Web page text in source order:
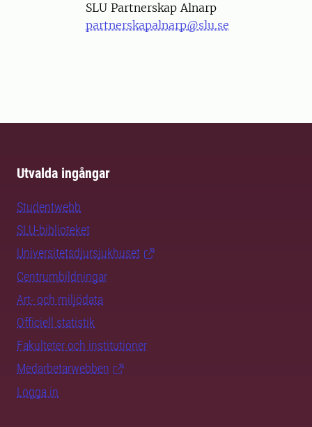
SLU Partnerskap Alnarp
partnerskapalnarp@slu.se
Utvalda ingångar
Studentwebb
SLU-biblioteket
Universitetsdjursjukhuset
Centrumbildningar
Art- och miljödata
Officiell statistik
Fakulteter och institutioner
Medarbetarwebben
Logga in